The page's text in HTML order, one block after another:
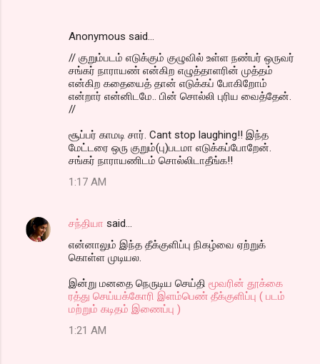
Anonymous said…
// குறும்படம் எடுக்கும் குழுவில் உள்ள நண்பர் ஒருவர்
சங்கர் நாராயண் என்கிற எழுத்தாளரின் முத்தம்
என்கிற கதையைத் தான் எடுக்கப் போகிறோம்
என்றார் என்னிடமே.. பின் சொல்லி புரிய வைத்தேன்.
//
சூப்பர் காமடி சார். Cant stop laughing!! இந்த
மேட்டரை ஒரு குறும்(பு)படமா எடுக்கப்போறேன்.
சங்கர் நாராயணிடம் சொல்லிடாதீங்க!!
1:17 AM
சந்தியா said…
என்னாலும் இந்த தீக்குளிப்பு நிகழ்வை ஏற்றுக்
கொள்ள முடியல.
இன்று மனதை நெருடிய செய்தி மூவரின் தூக்கை
ரத்து செய்யக்கோரி இளம்பெண் தீக்குளிப்பு ( படம்
மற்றும் கடிதம் இணைப்பு )
1:21 AM